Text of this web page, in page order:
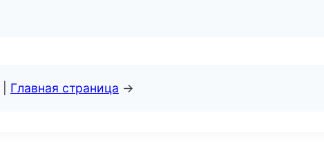
Главная страница →